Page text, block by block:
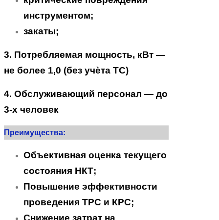
инструментом;
закаты;
3. Потребляемая мощность, кВт —
не более 1,0 (без учѐта ТС)
4. Обслуживающий персонал — до
3-х человек
Преимущества:
Объективная оценка текущего
состояния НКТ;
Повышение эффективности
проведения ТРС и КРС;
Снижение затрат на